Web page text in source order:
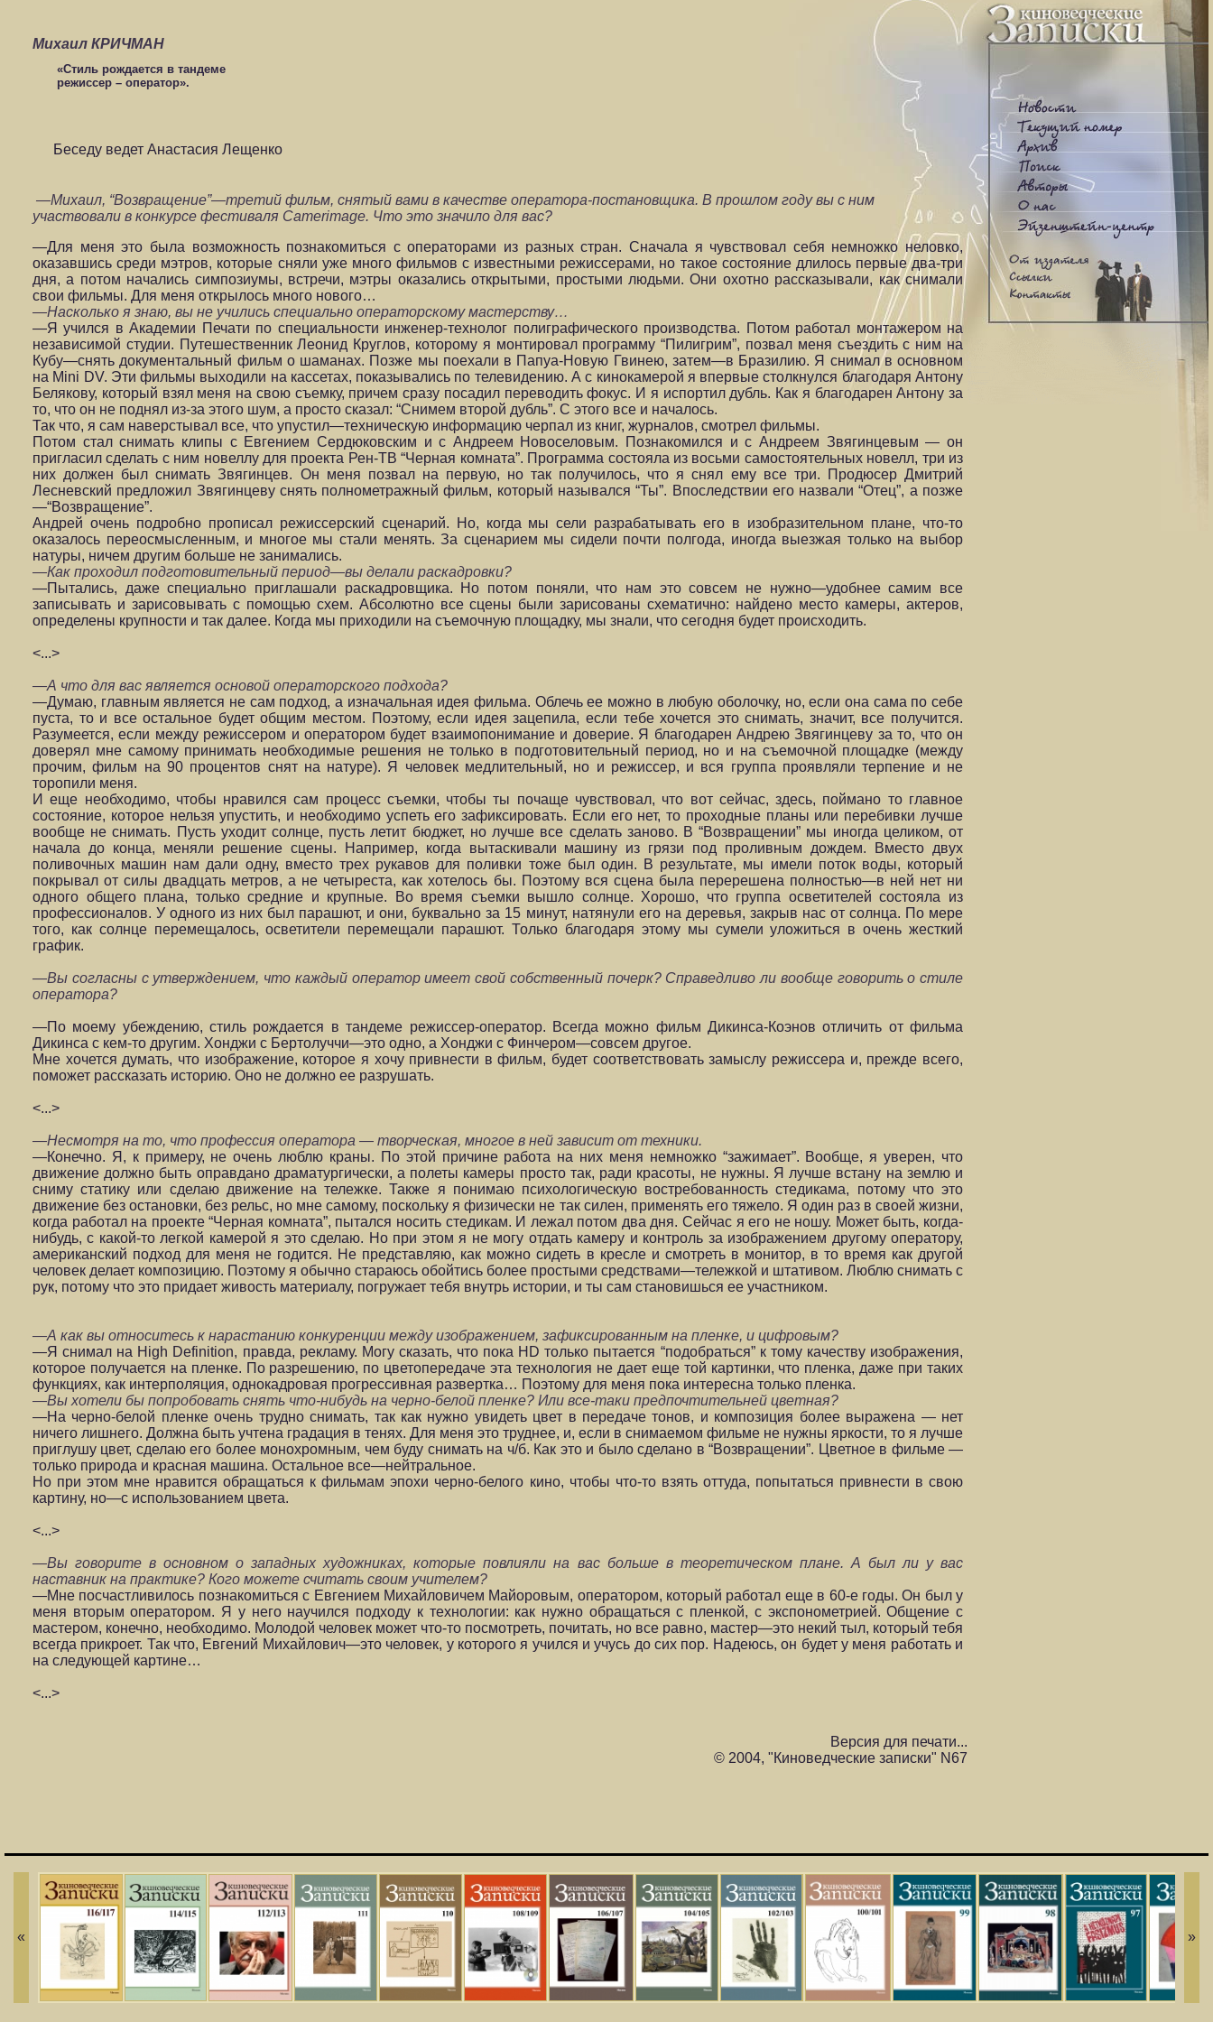
Михаил КРИЧМАН
«Стиль рождается в тандеме
режиссер – оператор».
Беседу ведет Анастасия Лещенко
—Михаил, “Возвращение”—третий фильм, снятый вами в качестве оператора-постановщика. В прошлом году вы с ним
участвовали в конкурсе фестиваля Camerimage. Что это значило для вас?
—Для меня это была возможность познакомиться с операторами из разных стран. Сначала я чувствовал себя немножко неловко,
оказавшись среди мэтров, которые сняли уже много фильмов с известными режиссерами, но такое состояние длилось первые два-три
дня, а потом начались симпозиумы, встречи, мэтры оказались открытыми, простыми людьми. Они охотно рассказывали, как снимали
свои фильмы. Для меня открылось много нового…
—Насколько я знаю, вы не учились специально операторскому мастерству…
—Я учился в Академии Печати по специальности инженер-технолог полиграфического производства. Потом работал монтажером на
независимой студии. Путешественник Леонид Круглов, которому я монтировал программу “Пилигрим”, позвал меня съездить с ним на
Кубу—снять документальный фильм о шаманах. Позже мы поехали в Папуа-Новую Гвинею, затем—в Бразилию. Я снимал в основном
на Mini DV. Эти фильмы выходили на кассетах, показывались по телевидению. А с кинокамерой я впервые столкнулся благодаря Антону
Белякову, который взял меня на свою съемку, причем сразу посадил переводить фокус. И я испортил дубль. Как я благодарен Антону за
то, что он не поднял из-за этого шум, а просто сказал: “Снимем второй дубль”. С этого все и началось.
Так что, я сам наверстывал все, что упустил—техническую информацию черпал из книг, журналов, смотрел фильмы.
Потом стал снимать клипы с Евгением Сердюковским и с Андреем Новоселовым. Познакомился и с Андреем Звягинцевым — он
пригласил сделать с ним новеллу для проекта Рен-ТВ “Черная комната”. Программа состояла из восьми самостоятельных новелл, три из
них должен был снимать Звягинцев. Он меня позвал на первую, но так получилось, что я снял ему все три. Продюсер Дмитрий
Лесневский предложил Звягинцеву снять полнометражный фильм, который назывался “Ты”. Впоследствии его назвали “Отец”, а позже
—“Возвращение”.
Андрей очень подробно прописал режиссерский сценарий. Но, когда мы сели разрабатывать его в изобразительном плане, что-то
оказалось переосмысленным, и многое мы стали менять. За сценарием мы сидели почти полгода, иногда выезжая только на выбор
натуры, ничем другим больше не занимались.
—Как проходил подготовительный период—вы делали раскадровки?
—Пытались, даже специально приглашали раскадровщика. Но потом поняли, что нам это совсем не нужно—удобнее самим все
записывать и зарисовывать с помощью схем. Абсолютно все сцены были зарисованы схематично: найдено место камеры, актеров,
определены крупности и так далее. Когда мы приходили на съемочную площадку, мы знали, что сегодня будет происходить.
<...>
—А что для вас является основой операторского подхода?
—Думаю, главным является не сам подход, а изначальная идея фильма. Облечь ее можно в любую оболочку, но, если она сама по себе
пуста, то и все остальное будет общим местом. Поэтому, если идея зацепила, если тебе хочется это снимать, значит, все получится.
Разумеется, если между режиссером и оператором будет взаимопонимание и доверие. Я благодарен Андрею Звягинцеву за то, что он
доверял мне самому принимать необходимые решения не только в подготовительный период, но и на съемочной площадке (между
прочим, фильм на 90 процентов снят на натуре). Я человек медлительный, но и режиссер, и вся группа проявляли терпение и не
торопили меня.
И еще необходимо, чтобы нравился сам процесс съемки, чтобы ты почаще чувствовал, что вот сейчас, здесь, поймано то главное
состояние, которое нельзя упустить, и необходимо успеть его зафиксировать. Если его нет, то проходные планы или перебивки лучше
вообще не снимать. Пусть уходит солнце, пусть летит бюджет, но лучше все сделать заново. В “Возвращении” мы иногда целиком, от
начала до конца, меняли решение сцены. Например, когда вытаскивали машину из грязи под проливным дождем. Вместо двух
поливочных машин нам дали одну, вместо трех рукавов для поливки тоже был один. В результате, мы имели поток воды, который
покрывал от силы двадцать метров, а не четыреста, как хотелось бы. Поэтому вся сцена была перерешена полностью—в ней нет ни
одного общего плана, только средние и крупные. Во время съемки вышло солнце. Хорошо, что группа осветителей состояла из
профессионалов. У одного из них был парашют, и они, буквально за 15 минут, натянули его на деревья, закрыв нас от солнца. По мере
того, как солнце перемещалось, осветители перемещали парашют. Только благодаря этому мы сумели уложиться в очень жесткий
график.
—Вы согласны с утверждением, что каждый оператор имеет свой собственный почерк? Справедливо ли вообще говорить о стиле
оператора?
—По моему убеждению, стиль рождается в тандеме режиссер-оператор. Всегда можно фильм Дикинса-Коэнов отличить от фильма
Дикинса с кем-то другим. Хонджи с Бертолуччи—это одно, а Хонджи с Финчером—совсем другое.
Мне хочется думать, что изображение, которое я хочу привнести в фильм, будет соответствовать замыслу режиссера и, прежде всего,
поможет рассказать историю. Оно не должно ее разрушать.
<...>
—Несмотря на то, что профессия оператора — творческая, многое в ней зависит от техники.
—Конечно. Я, к примеру, не очень люблю краны. По этой причине работа на них меня немножко “зажимает”. Вообще, я уверен, что
движение должно быть оправдано драматургически, а полеты камеры просто так, ради красоты, не нужны. Я лучше встану на землю и
сниму статику или сделаю движение на тележке. Также я понимаю психологическую востребованность стедикама, потому что это
движение без остановки, без рельс, но мне самому, поскольку я физически не так силен, применять его тяжело. Я один раз в своей жизни,
когда работал на проекте “Черная комната”, пытался носить стедикам. И лежал потом два дня. Сейчас я его не ношу. Может быть, когда-
нибудь, с какой-то легкой камерой я это сделаю. Но при этом я не могу отдать камеру и контроль за изображением другому оператору,
американский подход для меня не годится. Не представляю, как можно сидеть в кресле и смотреть в монитор, в то время как другой
человек делает композицию. Поэтому я обычно стараюсь обойтись более простыми средствами—тележкой и штативом. Люблю снимать с
рук, потому что это придает живость материалу, погружает тебя внутрь истории, и ты сам становишься ее участником.
—А как вы относитесь к нарастанию конкуренции между изображением, зафиксированным на пленке, и цифровым?
—Я снимал на High Definition, правда, рекламу. Могу сказать, что пока HD только пытается “подобраться” к тому качеству изображения,
которое получается на пленке. По разрешению, по цветопередаче эта технология не дает еще той картинки, что пленка, даже при таких
функциях, как интерполяция, однокадровая прогрессивная развертка… Поэтому для меня пока интересна только пленка.
—Вы хотели бы попробовать снять что-нибудь на черно-белой пленке? Или все-таки предпочтительней цветная?
—На черно-белой пленке очень трудно снимать, так как нужно увидеть цвет в передаче тонов, и композиция более выражена — нет
ничего лишнего. Должна быть учтена градация в тенях. Для меня это труднее, и, если в снимаемом фильме не нужны яркости, то я лучше
приглушу цвет, сделаю его более монохромным, чем буду снимать на ч/б. Как это и было сделано в “Возвращении”. Цветное в фильме —
только природа и красная машина. Остальное все—нейтральное.
Но при этом мне нравится обращаться к фильмам эпохи черно-белого кино, чтобы что-то взять оттуда, попытаться привнести в свою
картину, но—с использованием цвета.
<...>
—Вы говорите в основном о западных художниках, которые повлияли на вас больше в теоретическом плане. А был ли у вас
наставник на практике? Кого можете считать своим учителем?
—Мне посчастливилось познакомиться с Евгением Михайловичем Майоровым, оператором, который работал еще в 60-е годы. Он был у
меня вторым оператором. Я у него научился подходу к технологии: как нужно обращаться с пленкой, с экспонометрией. Общение с
мастером, конечно, необходимо. Молодой человек может что-то посмотреть, почитать, но все равно, мастер—это некий тыл, который тебя
всегда прикроет. Так что, Евгений Михайлович—это человек, у которого я учился и учусь до сих пор. Надеюсь, он будет у меня работать и
на следующей картине…
<...>
Версия для печати...
© 2004, "Киноведческие записки" N67
« »